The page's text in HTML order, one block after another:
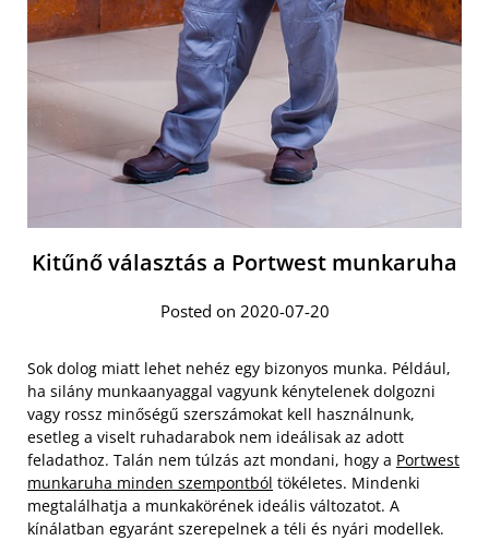
Kitűnő választás a Portwest munkaruha
Posted on 2020-07-20
Sok dolog miatt lehet nehéz egy bizonyos munka. Például,
ha silány munkaanyaggal vagyunk kénytelenek dolgozni
vagy rossz minőségű szerszámokat kell használnunk,
esetleg a viselt ruhadarabok nem ideálisak az adott
feladathoz. Talán nem túlzás azt mondani, hogy a Portwest
munkaruha minden szempontból tökéletes. Mindenki
megtalálhatja a munkakörének ideális változatot. A
kínálatban egyaránt szerepelnek a téli és nyári modellek.